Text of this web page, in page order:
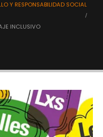
Y RESPONSABILIDAD SOCIAL
INCLUSIVO